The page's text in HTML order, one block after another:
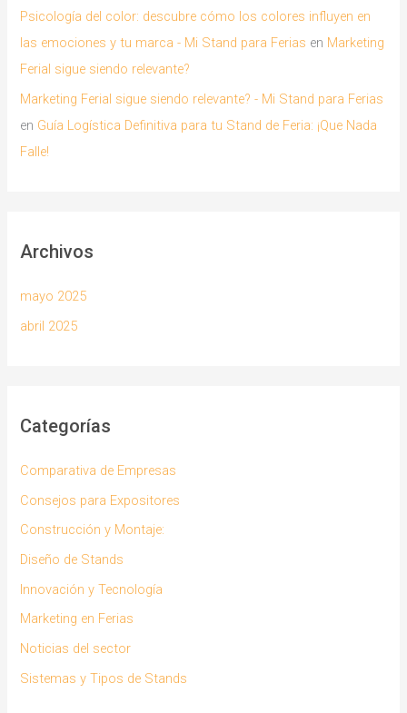
Psicología del color: descubre cómo los colores influyen en
las emociones y tu marca - Mi Stand para Ferias en Marketing
Ferial sigue siendo relevante?
Marketing Ferial sigue siendo relevante? - Mi Stand para Ferias
en Guía Logística Definitiva para tu Stand de Feria: ¡Que Nada
Falle!
Archivos
mayo 2025
abril 2025
Categorías
Comparativa de Empresas
Consejos para Expositores
Construcción y Montaje:
Diseño de Stands
Innovación y Tecnología
Marketing en Ferias
Noticias del sector
Sistemas y Tipos de Stands